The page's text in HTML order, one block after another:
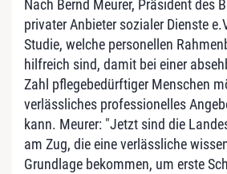
Nach Bernd Meurer, Präsident des
privater Anbieter sozialer Dienste
Studie, welche personellen
hilfreich sind, damit bei einer
Zahl pflegebedürftiger Menschen
verlässliches professionelles
kann. Meurer: "Jetzt sind die
am Zug, die eine verlässliche
Grundlage bekommen, um erste